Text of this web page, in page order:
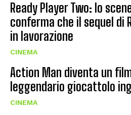
Ready Player Two: lo
conferma che il sequel di
in lavorazione
CINEMA
Action Man diventa un
leggendario giocattolo
CINEMA